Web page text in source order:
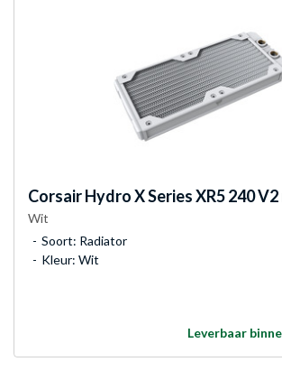
CorsairHydro X Series XR5 240
Wit
Soort: Radiator
Kleur: Wit
Leverbaar